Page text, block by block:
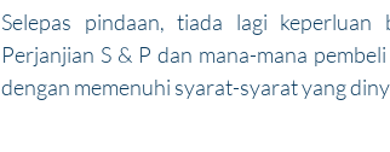
Selepas pindaan, tiada lagi
Perjanjian S & P dan mana-mana
dengan memenuhi syarat-syarat yang